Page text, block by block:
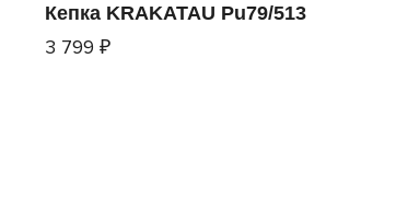
Кепка KRAKATAU Pu79/513
3 799 ₽